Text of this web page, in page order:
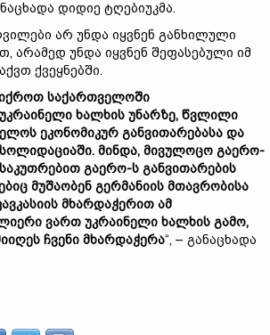
დიდიე ტღებიუკმა.
არ უნდა იყვნენ განხილული
არამედ უნდა იყვნენ შეფასებული იმ
ქვეყნებში.
საქართველოში
ხალხის უნარზე, წვლილი
ეკონომიკურ განვითარებასა და
მინდა, მივულოცო გაერო-
გაერო-ს განვითარების
მუშაობენ გერმანიის მთავრობისა
მხარდაჭერით ამ
ვართ უკრაინელი ხალხის გამო,
ჩვენი მხარდაჭერა“, – განაცხადა